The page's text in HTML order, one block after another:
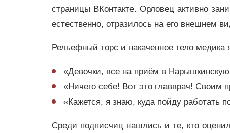
страницы ВКонтакте. Орловец активно
естественно, отразилось на его внешнем
Рельефный торс и накаченное тело
«Девочки, все на приём в
«Ничего себе! Вот это главврач! Своим
«Кажется, я знаю, куда пойду работать
Среди подписчиц нашлись и те, кто